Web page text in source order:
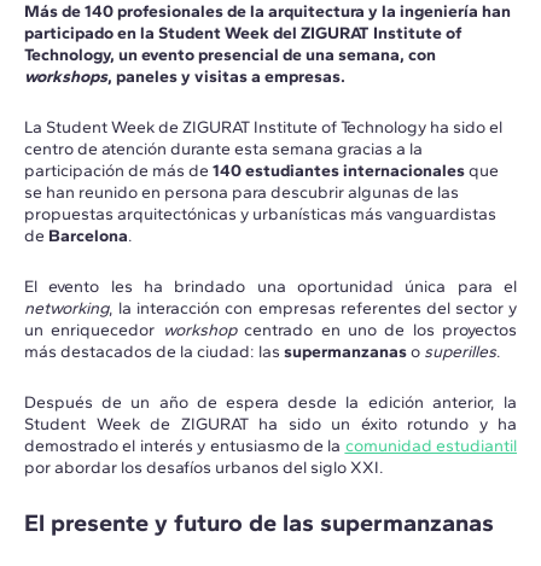
Más de 140 profesionales de la arquitectura y la ingeniería han
participado en la Student Week del ZIGURAT Institute of
Technology, un evento presencial de una semana, con
workshops, paneles y visitas a empresas.
La Student Week de ZIGURAT Institute of Technology ha sido el
centro de atención durante esta semana gracias a la
participación de más de 140 estudiantes internacionalesque
se han reunido en persona para descubrir algunas de las
propuestas arquitectónicas y urbanísticas más vanguardistas
de Barcelona.
El evento les ha brindado una oportunidad única para el
networking, la interacción con empresas referentes del sector y
un enriquecedor workshopcentrado en uno de los proyectos
más destacados de la ciudad: las supermanzanaso superilles.
Después de un año de espera desde la edición anterior, la
Student Week de ZIGURAT ha sido un éxito rotundo y ha
demostrado el interés y entusiasmo de la comunidad estudiantil
por abordar los desafíos urbanos del siglo XXI.
El presente y futuro de las supermanzanas